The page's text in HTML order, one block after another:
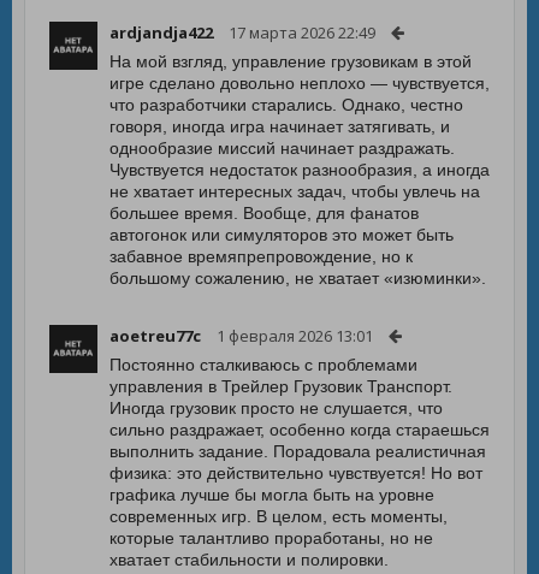
ardjandja422 17 марта 2026 22:49
На мой взгляд, управление грузовикам в этой
игре сделано довольно неплохо — чувствуется,
что разработчики старались. Однако, честно
говоря, иногда игра начинает затягивать, и
однообразие миссий начинает раздражать.
Чувствуется недостаток разнообразия, а иногда
не хватает интересных задач, чтобы увлечь на
большее время. Вообще, для фанатов
автогонок или симуляторов это может быть
забавное времяпрепровождение, но к
большому сожалению, не хватает «изюминки».
aoetreu77c 1 февраля 2026 13:01
Постоянно сталкиваюсь с проблемами
управления в Трейлер Грузовик Транспорт.
Иногда грузовик просто не слушается, что
сильно раздражает, особенно когда стараешься
выполнить задание. Порадовала реалистичная
физика: это действительно чувствуется! Но вот
графика лучше бы могла быть на уровне
современных игр. В целом, есть моменты,
которые талантливо проработаны, но не
хватает стабильности и полировки.